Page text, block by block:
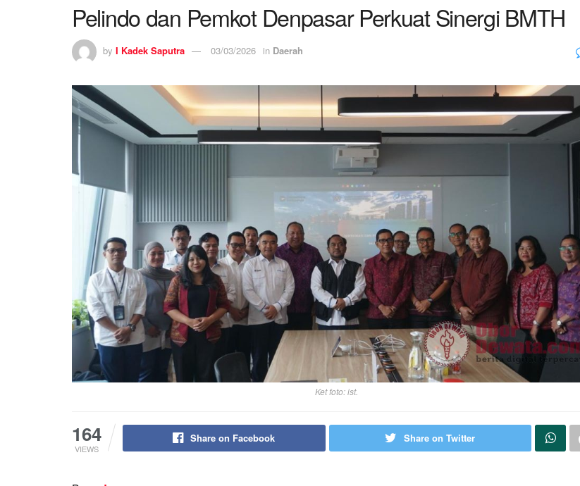
Pelindo dan Pemkot Denpasar Perkuat Sinergi BMTH
by I Kadek Saputra 03/03/2026 in Daerah
Ket foto: ist.
164
VIEWS
Share on Facebook Share on Twitter